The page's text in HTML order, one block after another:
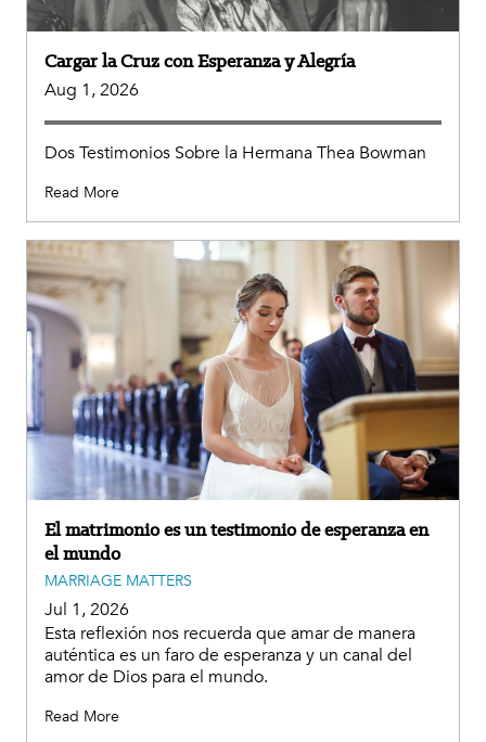
Cargar la Cruz con Esperanza y Alegría
Aug 1, 2026
Dos Testimonios Sobre la Hermana Thea Bowman
Read More
El matrimonio es un testimonio de esperanza en
el mundo
MARRIAGE MATTERS
Jul 1, 2026
Esta reflexión nos recuerda que amar de manera
auténtica es un faro de esperanza y un canal del
amor de Dios para el mundo.
Read More